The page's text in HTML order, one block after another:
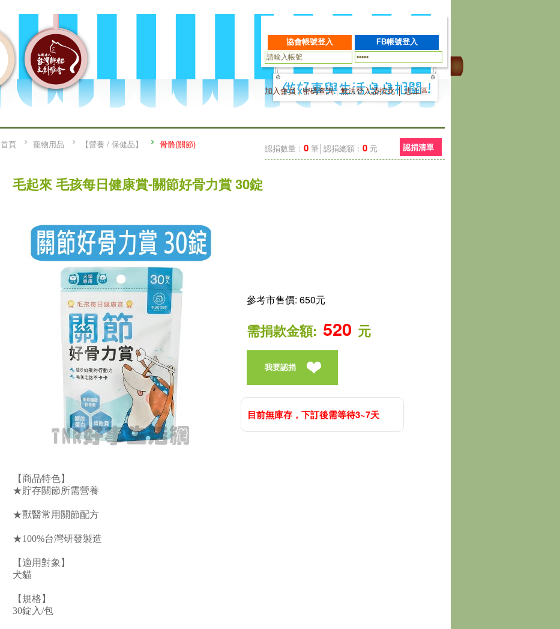
加入會員|密碼查詢|無法登入請按此│志工區
認捐數量： 0 筆│認捐總額： 0 元 認捐清單
首頁 寵物用品 【營養 / 保健品】 骨骼(關節)
毛起來 毛孩每日健康賞-關節好骨力賞 30錠
參考市售價: 650元
需捐款金額: 520 元
我要認捐
目前無庫存，下訂後需等待3~7天
【商品特色】
★貯存關節所需營養
★獸醫常用關節配方
★100%台灣研發製造
【適用對象】
犬貓
【規格】
30錠入/包